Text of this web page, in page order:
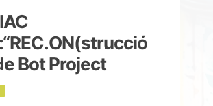
Bot Project